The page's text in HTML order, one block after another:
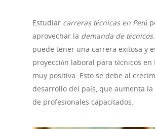
Estudiar carreras técnicas en Perú
aprovechar la demanda de técnicos
puede tener una carrera exitosa y
proyección laboral para técnicos en
muy positiva. Esto se debe al
desarrollo del país, que aumenta la
de profesionales capacitados.